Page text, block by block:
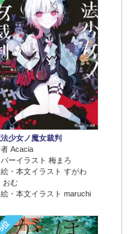
法少女ノ魔女裁判
Acacia
バーイラスト 梅まろ
絵・本文イラスト すがわ
おむ
絵・本文イラスト maruchi